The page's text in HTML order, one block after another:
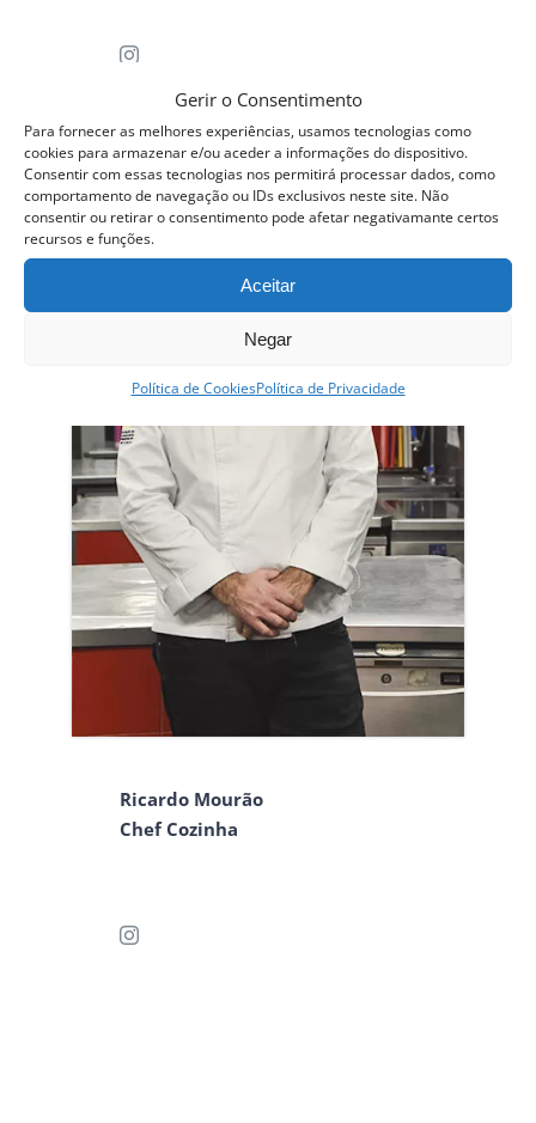
Gerir o Consentimento
Para fornecer as melhores experiências, usamos tecnologias como
cookies para armazenar e/ou aceder a informações do dispositivo.
Consentir com essas tecnologias nos permitirá processar dados, como
comportamento de navegação ou IDs exclusivos neste site. Não
consentir ou retirar o consentimento pode afetar negativamante certos
recursos e funções.
Aceitar
Negar
Política de CookiesPolítica de Privacidade
Ricardo Mourão
Chef Cozinha